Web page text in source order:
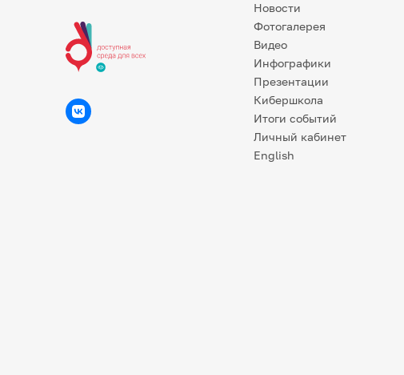
Новости
Фотогалерея
Видео
Инфографики
Презентации
Кибершкола
Итоги событий
Личный кабинет
English